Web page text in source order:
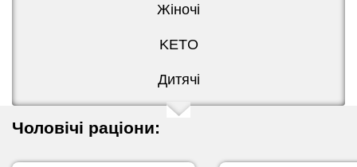
Жіночі
KETO
Дитячі
Чоловічі раціони: